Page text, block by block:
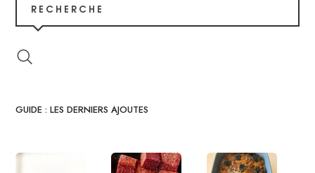
RECHERCHE
GUIDE : LES DERNIERS AJOUTES